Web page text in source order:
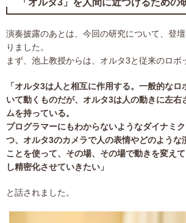
「オルタ3」を人間に近づけるための
演奏披露のあとは、今回の研究について、登
りました。
まず、池上教授からは、オルタ3と従来のロボ
「オルタ3は人と相互に作用する。一般的な
いて動くものだが、オルタ3は人の動きに左右
ムを持っている。
プログラマーにもわからないようなダイナミ
つ、オルタ3のカメラで人の表情やどのような
ことを使って、その場、その場で動きを変え
し精密化させていきたい」
と話されました。